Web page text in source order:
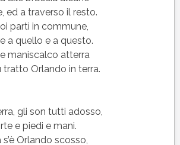
ed a traverso il resto.
partì in commune,
a quello e a questo.
maniscalco atterra
tratto Orlando in terra.
gli son tutti adosso,
e piedi e mani.
Orlando scosso,